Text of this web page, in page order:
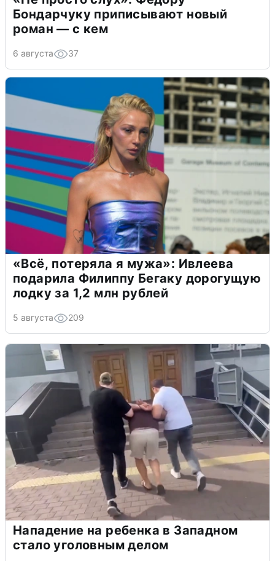
Бондарчуку приписывают новый
роман — с кем
6 августа 37
«Всё, потеряла я мужа»: Ивлеева
подарила Филиппу Бегаку дорогущую
лодку за 1,2 млн рублей
5 августа 209
Нападение на ребенка в Западном
стало уголовным делом